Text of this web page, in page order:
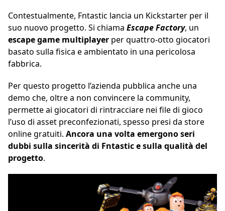
Contestualmente, Fntastic lancia un Kickstarter per il
suo nuovo progetto. Si chiama Escape Factory, un
escape game multiplayer per quattro-otto giocatori
basato sulla fisica e ambientato in una pericolosa
fabbrica.
Per questo progetto l’azienda pubblica anche una
demo che, oltre a non convincere la community,
permette ai giocatori di rintracciare nei file di gioco
l’uso di asset preconfezionati, spesso presi da store
online gratuiti. Ancora una volta emergono seri
dubbi sulla sincerità di Fntastic e sulla qualità del
progetto.